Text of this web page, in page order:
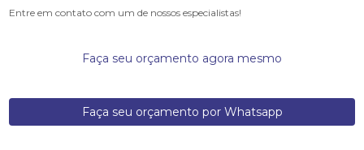
Entre em contato com um de nossos especialistas!
Faça seu orçamento agora mesmo
Faça seu orçamento por Whatsapp